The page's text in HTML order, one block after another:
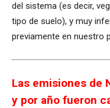
del sistema (es decir,
tipo de suelo), y muy
previamente en nuestro
Las emisiones de
y por año fueron